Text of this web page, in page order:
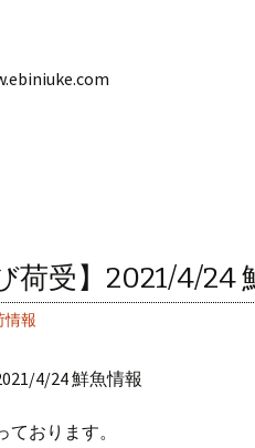
荷受】2021/4/24
情報
4/24 鮮魚情報
おります。